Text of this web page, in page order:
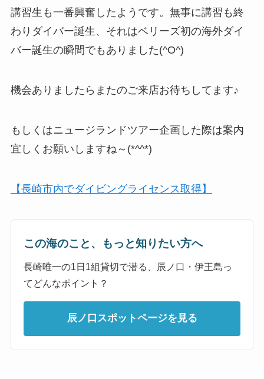
講習生も一番興奮したようです。無事に講習も終
わりダイバー誕生、それはベリーズ初の海外ダイ
バー誕生の瞬間でもありました(^O^)
機会ありましたらまたのご来店お待ちしてます♪
もしくはニュージランドツアー企画した際は案内
宜しくお願いしますね～(*^^*)
【長崎市内でダイビングライセンス取得】
この海のこと、もっと知りたい方へ
長崎唯一の1日1組貸切で潜る、辰ノ口・伊王島っ
てどんなポイント？
辰ノ口スポットページを見る